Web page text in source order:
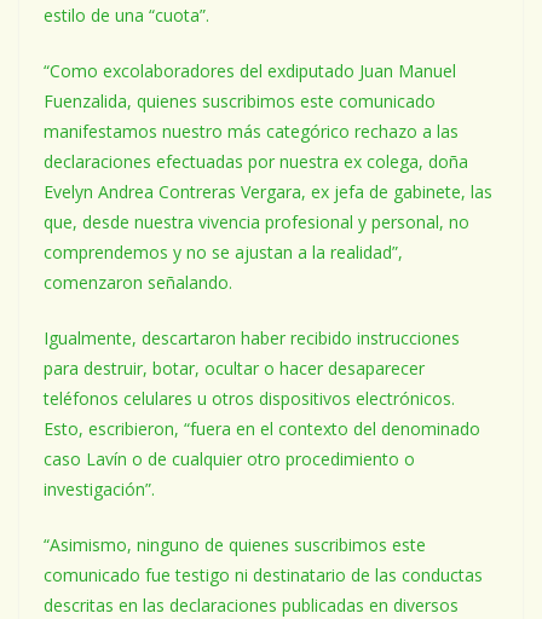
estilo de una “cuota”.
“Como excolaboradores del exdiputado Juan Manuel
Fuenzalida, quienes suscribimos este comunicado
manifestamos nuestro más categórico rechazo a las
declaraciones efectuadas por nuestra ex colega, doña
Evelyn Andrea Contreras Vergara, ex jefa de gabinete, las
que, desde nuestra vivencia profesional y personal, no
comprendemos y no se ajustan a la realidad”,
comenzaron señalando.
Igualmente, descartaron haber recibido instrucciones
para destruir, botar, ocultar o hacer desaparecer
teléfonos celulares u otros dispositivos electrónicos.
Esto, escribieron, “fuera en el contexto del denominado
caso Lavín o de cualquier otro procedimiento o
investigación”.
“Asimismo, ninguno de quienes suscribimos este
comunicado fue testigo ni destinatario de las conductas
descritas en las declaraciones publicadas en diversos